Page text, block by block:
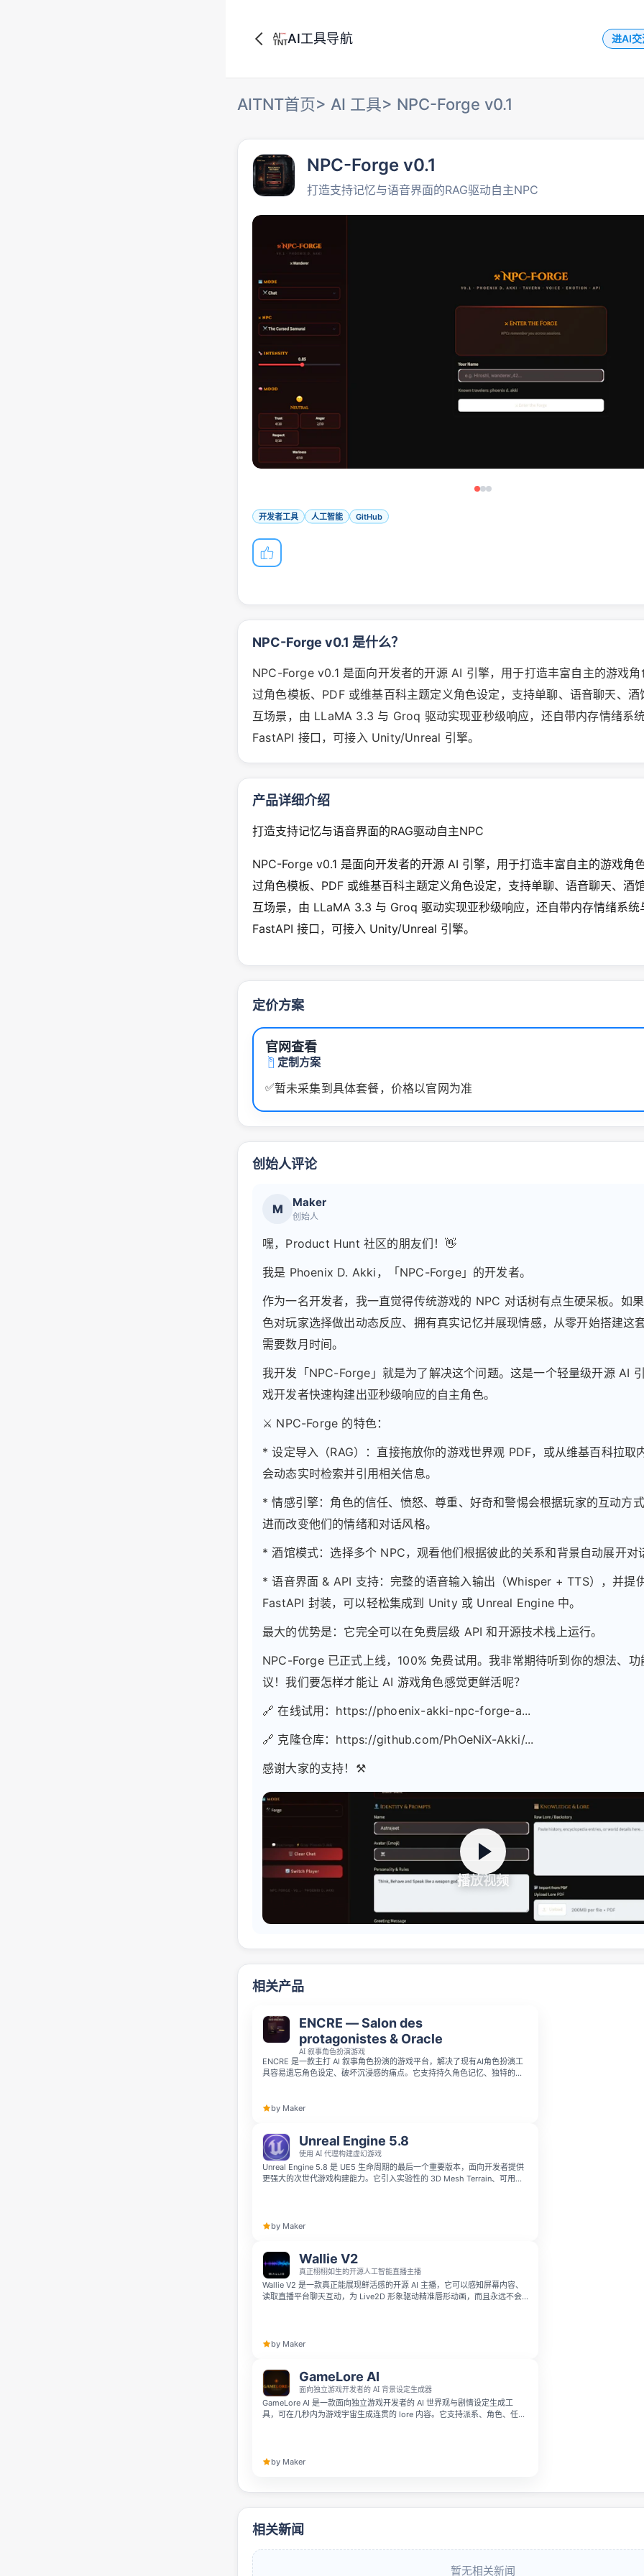
AI工具导航 进AI交
AITNT首页> AI 工具> NPC-Forge v0.1
NPC-Forge v0.1
打造支持记忆与语音界面的RAG驱动自主NPC
开发者工具 人工智能 GitHub
NPC-Forge v0.1 是什么？
NPC-Forge v0.1 是面向开发者的开源 AI 引擎，用于打造丰富自主的游戏
过角色模板、PDF 或维基百科主题定义角色设定，支持单聊、语音聊天、酒
互场景，由 LLaMA 3.3 与 Groq 驱动实现亚秒级响应，还自带内存情绪系
FastAPI 接口，可接入 Unity/Unreal 引擎。
产品详细介绍
打造支持记忆与语音界面的RAG驱动自主NPC
NPC-Forge v0.1 是面向开发者的开源 AI 引擎，用于打造丰富自主的游戏角
过角色模板、PDF 或维基百科主题定义角色设定，支持单聊、语音聊天、酒
互场景，由 LLaMA 3.3 与 Groq 驱动实现亚秒级响应，还自带内存情绪系统
FastAPI 接口，可接入 Unity/Unreal 引擎。
定价方案
官网查看
定制方案
✅暂未采集到具体套餐，价格以官网为准
创始人评论
M Maker
创始人
嘿，Product Hunt 社区的朋友们！👋
我是 Phoenix D. Akki，「NPC-Forge」的开发者。
作为一名开发者，我一直觉得传统游戏的 NPC 对话树有点生硬呆板。如
色对玩家选择做出动态反应、拥有真实记忆并展现情感，从零开始搭建这
需要数月时间。
我开发「NPC-Forge」就是为了解决这个问题。这是一个轻量级开源 AI
戏开发者快速构建出亚秒级响应的自主角色。
⚔️ NPC-Forge 的特色：
* 设定导入（RAG）：直接拖放你的游戏世界观 PDF，或从维基百科拉取
会动态实时检索并引用相关信息。
* 情感引擎：角色的信任、愤怒、尊重、好奇和警惕会根据玩家的互动方
进而改变他们的情绪和对话风格。
* 酒馆模式：选择多个 NPC，观看他们根据彼此的关系和背景自动展开对
* 语音界面 & API 支持：完整的语音输入输出（Whisper + TTS），并提
FastAPI 封装，可以轻松集成到 Unity 或 Unreal Engine 中。
最大的优势是：它完全可以在免费层级 API 和开源技术栈上运行。
NPC-Forge 已正式上线，100% 免费试用。我非常期待听到你的想法、功
议！我们要怎样才能让 AI 游戏角色感觉更鲜活呢？
🔗 在线试用：https://phoenix-akki-npc-forge-a...
🔗 克隆仓库：https://github.com/PhOeNiX-Akki/...
感谢大家的支持！⚒️
播放视频
相关产品
ENCRE — Salon des
protagonistes & Oracle
AI 叙事角色扮演游戏
ENCRE 是一款主打 AI 叙事角色扮演的游戏平台，解决了现有AI角色扮演工
具容易遗忘角色设定、破坏沉浸感的痛点。它支持持久角色记忆、独特的预
by Maker
Unreal Engine 5.8
使用 AI 代理构建虚幻游戏
Unreal Engine 5.8 是 UE5 生命周期的最后一个重要版本，面向开发者提供
更强大的次世代游戏构建能力。它引入实验性的 3D Mesh Terrain、可用于
by Maker
Wallie V2
真正栩栩如生的开源人工智能直播主播
Wallie V2 是一款真正能展现鲜活感的开源 AI 主播，它可以感知屏幕内容、
读取直播平台聊天互动，为 Live2D 形象驱动精准唇形动画，而且永远不会
by Maker
GameLore AI
面向独立游戏开发者的 AI 背景设定生成器
GameLore AI 是一款面向独立游戏开发者的 AI 世界观与剧情设定生成工
具，可在几秒内为游戏宇宙生成连贯的 lore 内容。它支持派系、角色、任
by Maker
相关新闻
暂无相关新闻